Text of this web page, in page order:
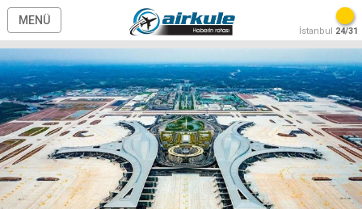
MENÜ
İstanbul 24/31